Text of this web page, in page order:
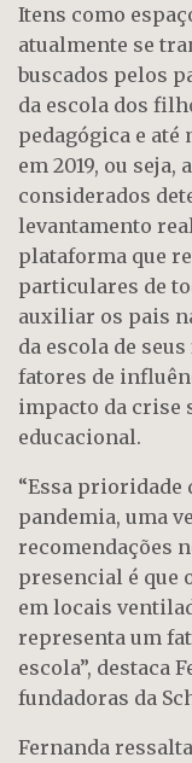
Itens como
atualmente se
buscados pelos
da escola dos
pedagógica e até
em 2019, ou seja,
considerados
levantamento
plataforma que
particulares de
auxiliar os pais
da escola de
fatores de
impacto da crise
educacional.
“Essa prioridade
pandemia, uma
recomendações
presencial é que
em locais
representa um
escola”, destaca
fundadoras da
Fernanda